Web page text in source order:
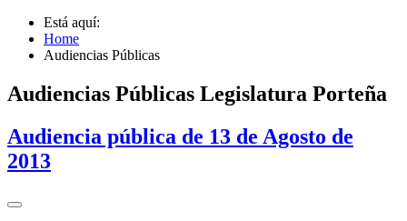
Está aquí:
Home
Audiencias Públicas
Audiencias Públicas Legislatura Porteña
Audiencia pública de 13 de Agosto de
2013